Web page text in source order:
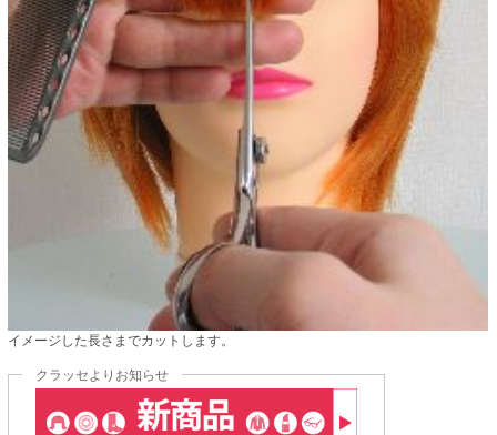
イメージした長さまでカットします。
クラッセよりお知らせ